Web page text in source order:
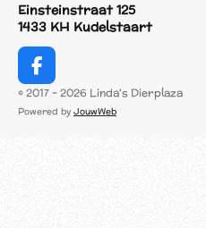
Einsteinstraat 125
1433 KH Kudelstaart
F
a
c
© 2017 - 2026 Linda's Dierplaza
Powered by JouwWeb